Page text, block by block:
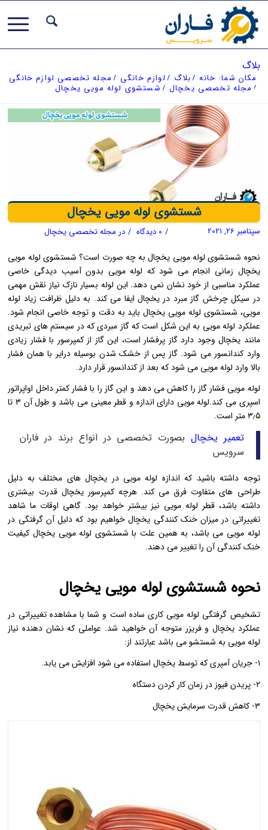
بلاگ
مکان شما: خانه /بلاگ / لوازم خانگی / مجله تخصصی لوازم خانگی
/ مجله تخصصی یخچال / شستشوی لوله مویی یخچال
شستشوی لوله مویی یخچال
سپتامبر 26, 2021 / 0 دیدگاه / در مجله تخصصی یخچال
نحوه شستشوی لوله مویی یخچال به چه صورت است؟ شستشوی لوله مویی
یخچال زمانی انجام می شود که لوله مویی بدون آسیب دیدگی خاصی
عملکرد مناسبی از خود نشان نمی دهد. این لوله بسیار نازک نیاز نقش مهمی
در سیکل چرخش گاز مبرد در یخچال ایفا می کند. به دلیل ظرافت زیاد لوله
مویی، شستشوی لوله مویی یخچال باید به دقت و توجه خاصی انجام شود.
عملکرد لوله مویی به این شکل است که گاز مبردی که در سیستم های تبریدی
مانند یخچال وجود دارد گاز پرفشار است، این گاز از کمپرسور با فشار زیادی
وارد کندانسور می شود. گاز پس از خشک شدن بوسیله درایر با همان فشار
بالا وارد لوله مویی می شود که بعد از کندانسور قرار دارد.
لوله مویی فشار گاز را کاهش می دهد و این گاز را با فشار کمتر داخل اواپراتور
اسپری می کند.لوله مویی دارای اندازه و قطر معینی می باشد و طول آن ۳ تا
۳٫۵ متر است.
تعمیر یخچال بصورت تخصصی در انواع برند در فاران
سرویس
توجه داشته باشید که اندازه لوله مویی در یخچال های مختلف به دلیل
طراحی های متفاوت فرق می کند. هرچه کمپرسور یخچال قدرت بیشتری
داشته باشد، قطر لوله مویی نیز بیشتر خواهد بود. گاهی اوقات ما شاهد
تغییراتی در میزان خنک کنندگی یخچال خواهیم بود که دلیل آن گرفتگی در
لوله مویی می باشد، به همین علت با شستشوی لوله مویی یخچال کیفیت
خنک کنندگی آن را تغییر می دهند.
نحوه شستشوی لوله مویی یخچال
تشخیص گرفتگی لوله مویی کاری ساده است و شما با مشاهده تغییراتی در
عملکرد یخچال و فریزر متوجه آن خواهید شد. عواملی که نشان دهنده نیاز
لوله مویی به شستشو می باشد عبارتند از:
۱- جریان آمپری که توسط یخچال استفاده می شود افزایش می یابد.
۲- پریدن فیوز در زمان کار کردن دستگاه
۳- کاهش قدرت سرمایش یخچال